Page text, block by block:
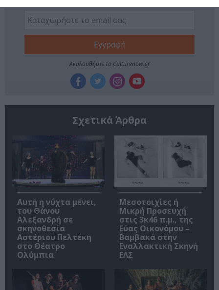
Ακολουθήστε το Culturenow.gr
Σχετικά Άρθρα
Αυτή η νύχτα μένει,
του Θάνου
Αλεξανδρή σε
σκηνοθεσία
Αστέριου Πελτέκη
στο Θέατρο
Ολύμπια
Μεσοτοιχίες ή
Μικρή Προσευχή
στις 3κ46 π.μ., της
Εύας Οικονόμου –
Βαμβακά στην
Εναλλακτική Σκηνή
ΕΛΣ